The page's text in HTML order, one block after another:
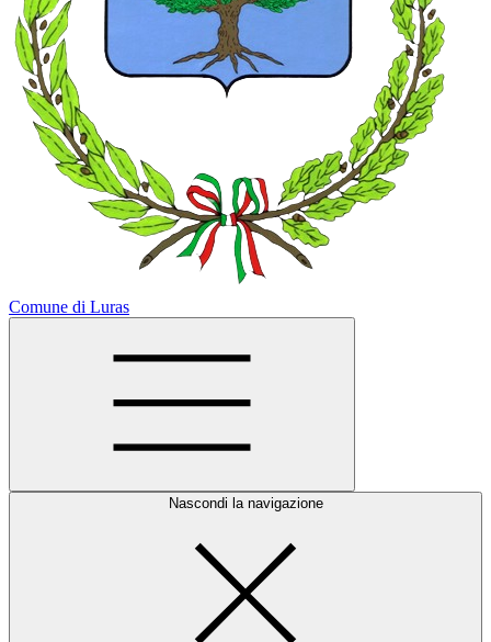
Comune di Luras
Nascondi la navigazione